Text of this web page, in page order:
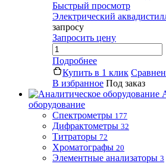
Быстрый просмотр
Электрический
запросу
Запросить цену
Подробнее
Купить в 1 клик
В избранное Под заказ
оборудование
Спектрометры 177
Дифрактометры 32
Титраторы 72
Хроматографы 20
Элементные анализаторы 3